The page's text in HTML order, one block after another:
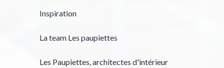
Inspiration
La team Les paupiettes
Les Paupiettes, architectes d'intérieur